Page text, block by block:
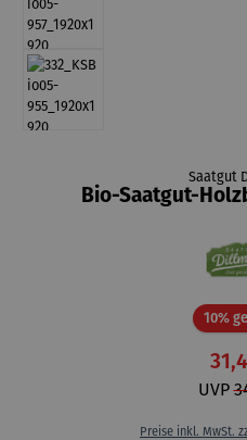
Saatgut
Bio-Saatgut-
10%
UVP
Preise inkl. MwSt.